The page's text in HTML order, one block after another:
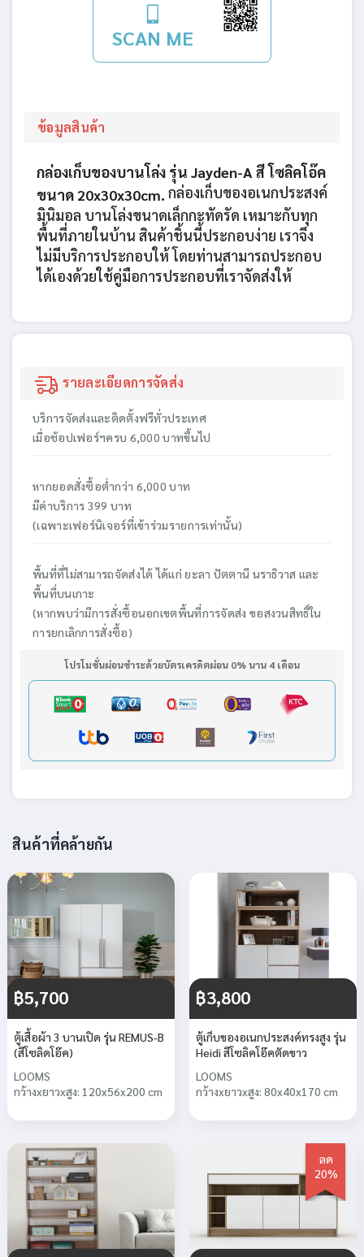
SCAN ME
ข้อมูลสินค้า
กล่องเก็บของบานโล่ง รุ่น Jayden-A สี โซลิคโอ๊ค
ขนาด 20x30x30cm. กล่องเก็บของอเนกประสงค์
มินิมอล บานโล่งขนาดเล็กกะทัดรัด เหมาะกับทุก
พื้นที่ภายในบ้าน สินค้าชิ้นนี้ประกอบง่าย เราจึง
ไม่มีบริการประกอบให้ โดยท่านสามารถประกอบ
ได้เองด้วยใช้คู่มือการประกอบที่เราจัดส่งให้
รายละเอียดการจัดส่ง
บริการจัดส่งและติดตั้งฟรีทั่วประเทศ
เมื่อช้อปเฟอร์ฯครบ 6,000 บาทขึ้นไป
หากยอดสั่งซื้อต่ำกว่า 6,000 บาท
มีค่าบริการ 399 บาท
(เฉพาะเฟอร์นิเจอร์ที่เข้าร่วมรายการเท่านั้น)
พื้นที่ที่ไม่สามารถจัดส่งได้ ได้แก่ ยะลา ปัตตานี นราธิวาส และ
พื้นที่บนเกาะ
(หากพบว่ามีการสั่งซื้อนอกเขตพื้นที่การจัดส่ง ขอสงวนสิทธิ์ใน
การยกเลิกการสั่งซื้อ)
โปรโมชั่นผ่อนชำระด้วยบัตรเครดิตผ่อน 0% นาน 4 เดือน
สินค้าที่คล้ายกัน
฿5,700
ตู้เสื้อผ้า 3 บานเปิด รุ่น REMUS-B
(สีโซลิดโอ๊ค)
LOOMS
กว้างxยาวxสูง: 120x56x200 cm
฿3,800
ตู้เก็บของอเนกประสงค์ทรงสูง รุ่น
Heidi สีโซลิคโอ๊คตัดขาว
LOOMS
กว้างxยาวxสูง: 80x40x170 cm
ลด
20%